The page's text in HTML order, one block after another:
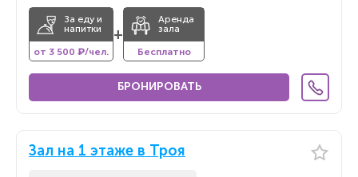
За еду и
напитки
от 3 500 ₽/чел.
+
Аренда
зала
Бесплатно
БРОНИРОВАТЬ
Зал на 1 этаже в Троя